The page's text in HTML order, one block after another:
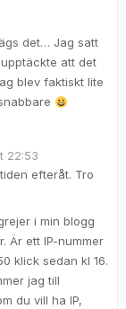
det… Jag satt
att det
blev faktiskt lite
22:53
efteråt. Tro
i min blogg
Är ett IP-nummer
klick sedan kl 16.
jag till
du vill ha IP,